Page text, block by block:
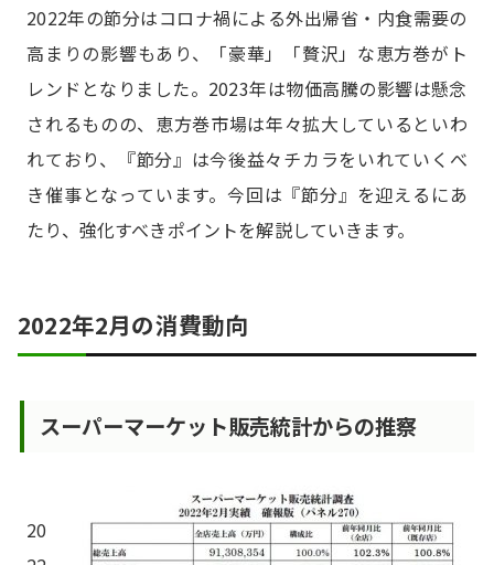
2022年の節分はコロナ禍による外出帰省・内食需要の
高まりの影響もあり、「豪華」「贅沢」な恵方巻がト
レンドとなりました。2023年は物価高騰の影響は懸念
されるものの、恵方巻市場は年々拡大しているといわ
れており、『節分』は今後益々チカラをいれていくべ
き催事となっています。今回は『節分』を迎えるにあ
たり、強化すべきポイントを解説していきます。
2022年2月の消費動向
スーパーマーケット販売統計からの推察
20